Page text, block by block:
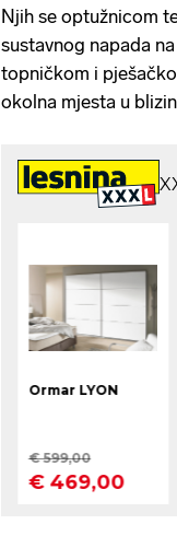
Njih se optužnicom
sustavnog napada
topničkom i
okolna mjesta u